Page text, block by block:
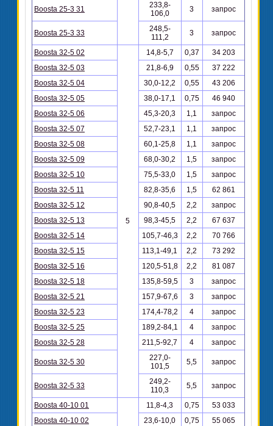
Boosta 25-3 31
233,8-
106,0
3 запрос
Boosta 25-3 33
248,5-
111,2
3 запрос
Boosta 32-5 02
5
14,8-5,7 0,37
34 203
Boosta 32-5 03
21,8-6,9 0,55
37 222
Boosta 32-5 04
30,0-12,2 0,55
43 206
Boosta 32-5 05
38,0-17,1 0,75
46 940
Boosta 32-5 06
45,3-20,3 1,1
запрос
Boosta 32-5 07
52,7-23,1 1,1
запрос
Boosta 32-5 08
60,1-25,8 1,1
запрос
Boosta 32-5 09
68,0-30,2 1,5
запрос
Boosta 32-5 10
75,5-33,0 1,5
запрос
Boosta 32-5 11
82,8-35,6 1,5
62 861
Boosta 32-5 12
90,8-40,5 2,2
запрос
Boosta 32-5 13
98,3-45,5 2,2
67 637
Boosta 32-5 14
105,7-46,3 2,2
70 766
Boosta 32-5 15
113,1-49,1 2,2
73 292
Boosta 32-5 16
120,5-51,8 2,2
81 087
Boosta 32-5 18
135,8-59,5 3
запрос
Boosta 32-5 21
157,9-67,6 3
запрос
Boosta 32-5 23
174,4-78,2 4
запрос
Boosta 32-5 25
189,2-84,1 4
запрос
Boosta 32-5 28
211,5-92,7 4 запрос
Boosta 32-5 30
227,0-
101,5
5,5 запрос
Boosta 32-5 33
249,2-
110,3
5,5 запрос
Boosta 40-10 01 11,8-4,3 0,75
53 033
Boosta 40-10 02
23,6-10,0 0,75
55 065